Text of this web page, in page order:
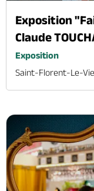
Exposition
Claude
Exposition
Saint-Florent-Le-